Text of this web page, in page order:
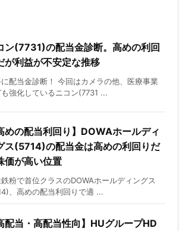
ン(7731)の配当金診断。高めの利回
が利益が不安定な推移
に配当金診断！ 今回はカメラの他、医療事業
も強化しているニコン(7731 ...
めの配当利回り】DOWAホールディ
ス(5714)の配当金は高めの利回りだ
価が高い位置
粉で首位クラスのDOWAホールディングス
、高めの配当利回りで適 ...
配当・高配当性向】HUグループHD